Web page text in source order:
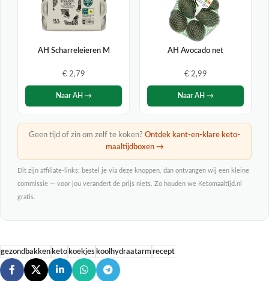
AH Scharreleieren M
€ 2,79
Naar AH →
AH Avocado net
€ 2,99
Naar AH →
Geen tijd of zin om zelf te koken? Ontdek kant-en-klare keto-
maaltijdboxen →
Dit zijn affiliate-links: bestel je via deze knoppen, dan ontvangen wij een kleine
commissie — voor jou verandert de prijs niets. Zo houden we Ketomaaltijd.nl
gratis.
gezondbakken keto koekjes koolhydraatarm recept